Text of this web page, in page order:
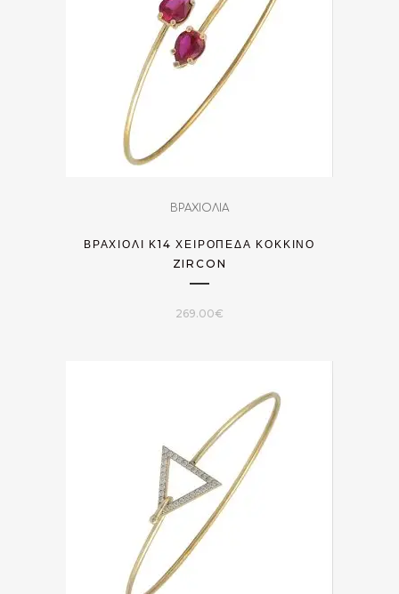
ΒΡΑΧΙΟΛΙΑ
ΒΡΑΧΙΌΛΙ Κ14 ΧΕΙΡΟΠΈΔΑ ΚΌΚΚΙΝΟ
ZIRCON
269.00€